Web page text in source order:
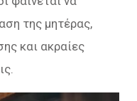
της μητέρας,
και ακραίες